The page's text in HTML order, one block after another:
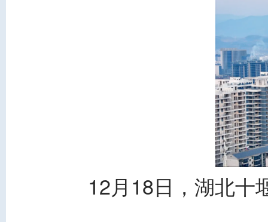
12月18日，湖北十